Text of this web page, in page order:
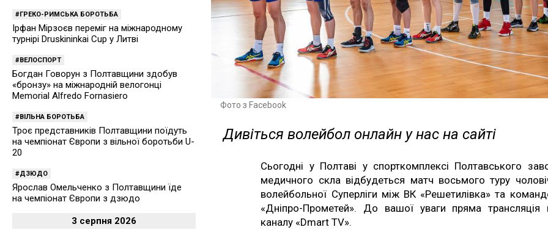
Фото з Facebook
Дивіться волейбол онлайн у нас на сайті
Сьогодні у Полтаві у спорткомплексі Полтавського
медичного скла відбудеться матч восьмого туру
волейбольної Суперліги між ВК «Решетилівка» та
«Дніпро-Прометей». До вашої уваги пряма трансляція
каналу «Dmart TV».
ГРЕКО-РИМСЬКА БОРОТЬБА
Ірфан Мірзоєв переміг на міжнародному
турнірі Druskininkai Cup у Литві
ВЕЛОСПОРТ
Богдан Говорун з Полтавщини здобув
«бронзу» на міжнародній велогонці
Memorial Alfredo Fornasiero
ВІЛЬНА БОРОТЬБА
Троє представників Полтавщини поїдуть
на чемпіонат Європи з вільної боротьби U-
20
ДЗЮДО
Ярослав Омельченко з Полтавщини їде
на чемпіонат Європи з дзюдо
3 серпня 2026